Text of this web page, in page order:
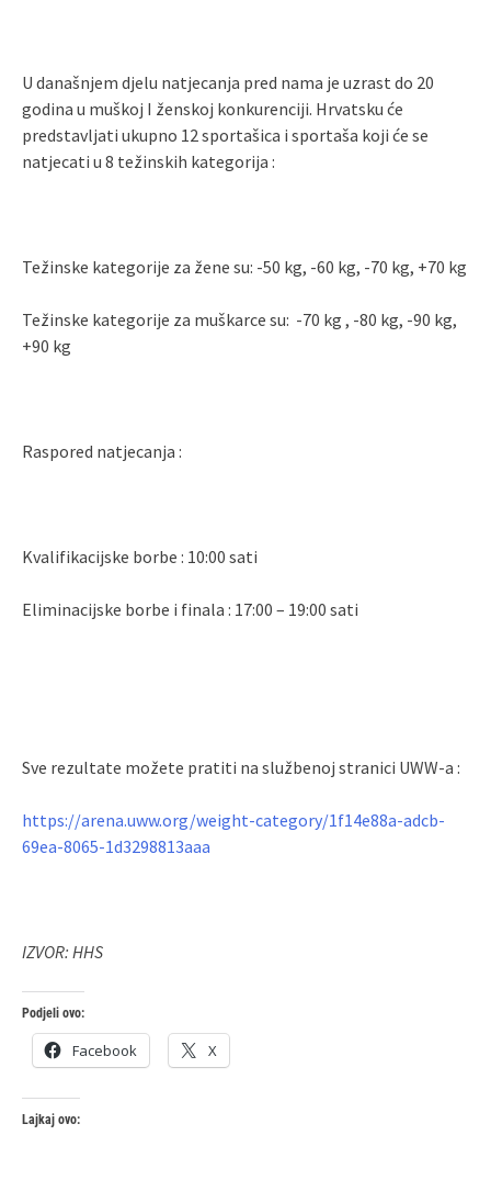
U današnjem djelu natjecanja pred nama je uzrast do 20
godina u muškoj I ženskoj konkurenciji. Hrvatsku će
predstavljati ukupno 12 sportašica i sportaša koji će se
natjecati u 8 težinskih kategorija :
Težinske kategorije za žene su: -50 kg, -60 kg, -70 kg, +70 kg
Težinske kategorije za muškarce su: -70 kg , -80 kg, -90 kg,
+90 kg
Raspored natjecanja :
Kvalifikacijske borbe : 10:00 sati
Eliminacijske borbe i finala : 17:00 – 19:00 sati
Sve rezultate možete pratiti na službenoj stranici UWW-a :
https://arena.uww.org/weight-category/1f14e88a-adcb-
69ea-8065-1d3298813aaa
IZVOR: HHS
Podjeli ovo:
Facebook X
Lajkaj ovo: